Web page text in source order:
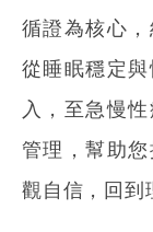
循證為核心
從睡眠穩定
入，至急慢
管理，幫助
觀自信，回到